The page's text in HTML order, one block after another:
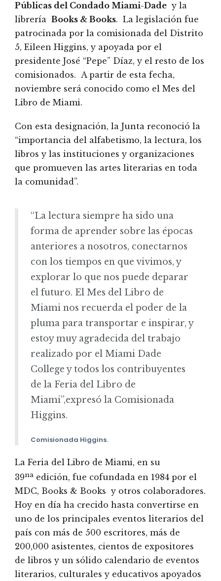
Públicas del Condado Miami-Dade y la
librería Books & Books. La legislación fue
patrocinada por la comisionada del Distrito
5, Eileen Higgins, y apoyada por el
presidente José “Pepe” Díaz, y el resto de los
comisionados. A partir de esta fecha,
noviembre será conocido como el Mes del
Libro de Miami.
Con esta designación, la Junta reconoció la
“importancia del alfabetismo, la lectura, los
libros y las instituciones y organizaciones
que promueven las artes literarias en toda
la comunidad”.
“La lectura siempre ha sido una
forma de aprender sobre las épocas
anteriores a nosotros, conectarnos
con los tiempos en que vivimos, y
explorar lo que nos puede deparar
el futuro. El Mes del Libro de
Miami nos recuerda el poder de la
pluma para transportar e inspirar, y
estoy muy agradecida del trabajo
realizado por el Miami Dade
College y todos los contribuyentes
de la Feria del Libro de
Miami”,expresó la Comisionada
Higgins.
Comisionada Higgins.
La Feria del Libro de Miami, en su
39na edición, fue cofundada en 1984 por el
MDC, Books & Books y otros colaboradores.
Hoy en día ha crecido hasta convertirse en
uno de los principales eventos literarios del
país con más de 500 escritores, más de
200,000 asistentes, cientos de expositores
de libros y un sólido calendario de eventos
literarios, culturales y educativos apoyados